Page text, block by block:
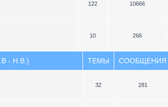
122 10666
10 266
- Н.В.) ТЕМЫ СООБЩЕНИЯ
32 281